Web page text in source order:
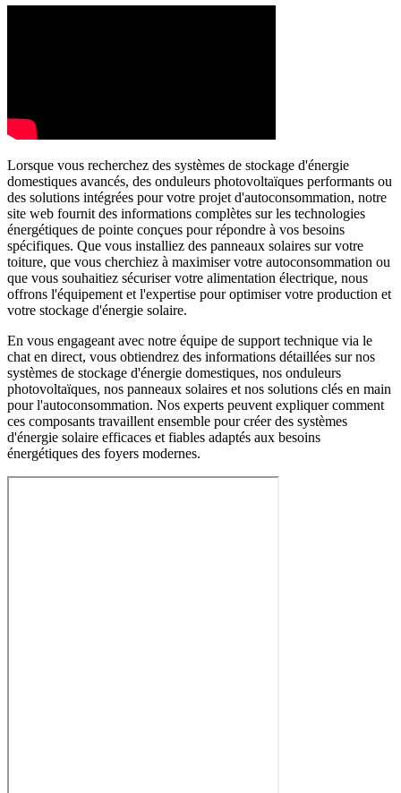
Lorsque vous recherchez des systèmes de stockage d'énergie
domestiques avancés, des onduleurs photovoltaïques performants ou
des solutions intégrées pour votre projet d'autoconsommation, notre
site web fournit des informations complètes sur les technologies
énergétiques de pointe conçues pour répondre à vos besoins
spécifiques. Que vous installiez des panneaux solaires sur votre
toiture, que vous cherchiez à maximiser votre autoconsommation ou
que vous souhaitiez sécuriser votre alimentation électrique, nous
offrons l'équipement et l'expertise pour optimiser votre production et
votre stockage d'énergie solaire.
En vous engageant avec notre équipe de support technique via le
chat en direct, vous obtiendrez des informations détaillées sur nos
systèmes de stockage d'énergie domestiques, nos onduleurs
photovoltaïques, nos panneaux solaires et nos solutions clés en main
pour l'autoconsommation. Nos experts peuvent expliquer comment
ces composants travaillent ensemble pour créer des systèmes
d'énergie solaire efficaces et fiables adaptés aux besoins
énergétiques des foyers modernes.